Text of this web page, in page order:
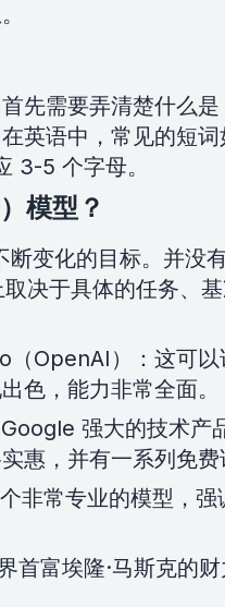
先需要弄清楚什么
英语中，常见的短
3-5 个字母。
模型？
变化的目标。并没
决于具体的任务、
OpenAI）：这可
色，能力非常全面。
强大的技术产
惠，并有一系列免费
非常专业的模型，
首富埃隆·马斯克的